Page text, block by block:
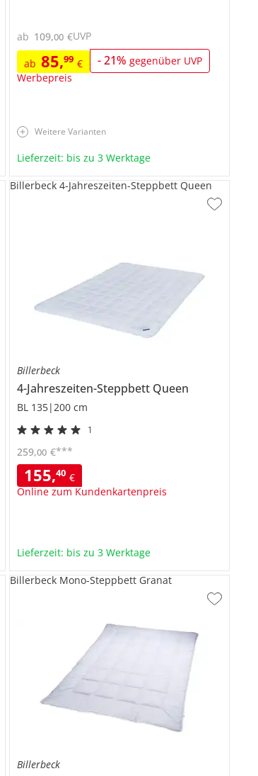
ab 85,99 € -21% gegenüber UVP
Werbepreis
ab 109,00 €UVP
Weitere Varianten
Lieferzeit: bis zu 3 Werktage
Billerbeck
4-Jahreszeiten-Steppbett Queen
BL 135|200 cm
1
155,40 €
Online zum Kundenkartenpreis
259,00 €***
Billerbeck 4-Jahreszeiten-Steppbett Queen
Lieferzeit: bis zu 3 Werktage
Billerbeck
Billerbeck Mono-Steppbett Granat